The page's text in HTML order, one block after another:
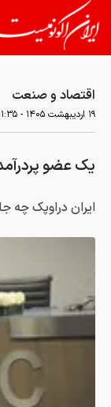
اقتصاد و صنعت
۱۹ ارديبهشت ۱۴۰۵ - ۱۱:۳۵
یک عضو
ایران دراوپک چه